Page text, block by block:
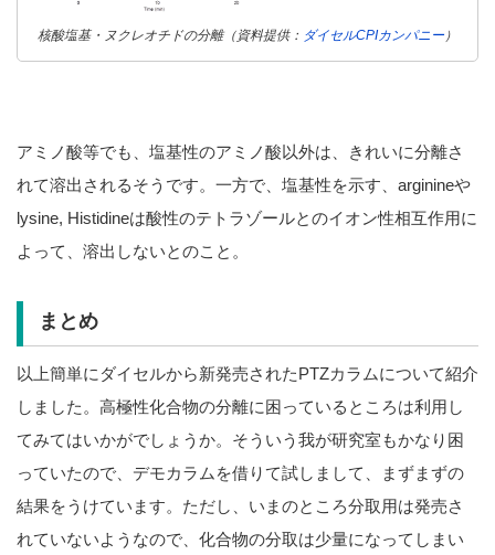
核酸塩基・ヌクレオチドの分離（資料提供： ダイセルCPIカンパニー ）
アミノ酸等でも、塩基性のアミノ酸以外は、きれいに分離さ
れて溶出されるそうです。一方で、塩基性を示す、arginineや
lysine, Histidineは酸性のテトラゾールとのイオン性相互作用に
よって、溶出しないとのこと。
まとめ
以上簡単にダイセルから新発売されたPTZカラムについて紹介
しました。高極性化合物の分離に困っているところは利用し
てみてはいかがでしょうか。そういう我が研究室もかなり困
っていたので、デモカラムを借りて試しまして、まずまずの
結果をうけています。ただし、いまのところ分取用は発売さ
れていないようなので、化合物の分取は少量になってしまい